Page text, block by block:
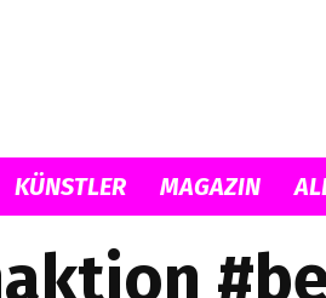
Musicload
KÜNSTLER MAGAZIN